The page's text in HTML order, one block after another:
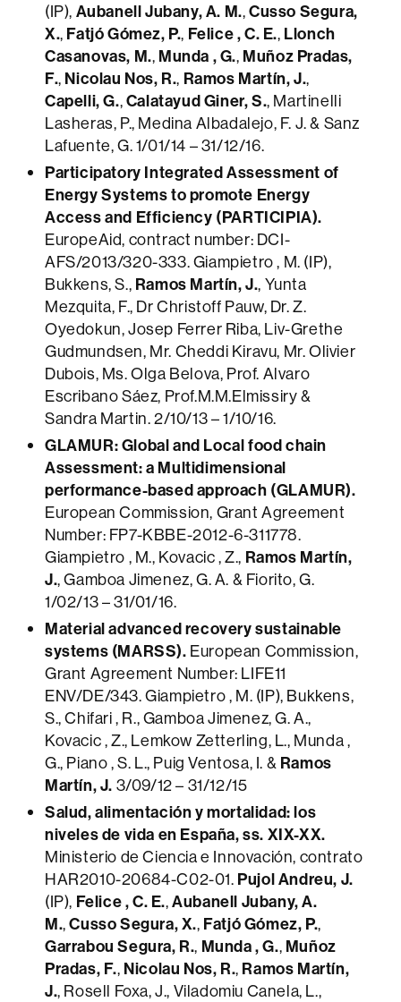
(IP), Aubanell Jubany, A. M.,Cusso Segura,
X., Fatjó Gómez, P., Felice , C. E., Llonch
Casanovas, M., Munda , G., Muñoz Pradas,
F., Nicolau Nos, R., Ramos Martín, J.,
Capelli, G.,Calatayud Giner, S., Martinelli
Lasheras, P., Medina Albadalejo, F. J. & Sanz
Lafuente, G. 1/01/14 – 31/12/16.
Participatory Integrated Assessment of
Energy Systems to promote Energy
Access and Efficiency (PARTICIPIA).
EuropeAid, contract number: DCI-
AFS/2013/320-333. Giampietro , M. (IP),
Bukkens, S., Ramos Martín, J., Yunta
Mezquita, F., Dr Christoff Pauw, Dr. Z.
Oyedokun, Josep Ferrer Riba, Liv-Grethe
Gudmundsen, Mr. Cheddi Kiravu, Mr. Olivier
Dubois, Ms. Olga Belova, Prof. Alvaro
Escribano Sáez, Prof.M.M.Elmissiry &
Sandra Martin. 2/10/13 – 1/10/16.
GLAMUR: Global and Local food chain
Assessment: a Multidimensional
performance-based approach (GLAMUR).
European Commission, Grant Agreement
Number: FP7-KBBE-2012-6-311778.
Giampietro , M., Kovacic , Z., Ramos Martín,
J., Gamboa Jimenez, G. A. & Fiorito, G.
1/02/13 – 31/01/16.
Material advanced recovery sustainable
systems (MARSS). European Commission,
Grant Agreement Number: LIFE11
ENV/DE/343. Giampietro , M. (IP), Bukkens,
S., Chifari , R., Gamboa Jimenez, G. A.,
Kovacic , Z., Lemkow Zetterling, L., Munda ,
G., Piano , S. L., Puig Ventosa, I. & Ramos
Martín, J. 3/09/12 – 31/12/15
Salud, alimentación y mortalidad: los
niveles de vida en España, ss. XIX-XX.
Ministerio de Ciencia e Innovación, contrato
HAR2010-20684-C02-01. Pujol Andreu, J.
(IP), Felice , C. E.,Aubanell Jubany, A.
M.,Cusso Segura, X., Fatjó Gómez, P.,
Garrabou Segura, R., Munda , G., Muñoz
Pradas, F., Nicolau Nos, R., Ramos Martín,
J., Rosell Foxa, J., Viladomiu Canela, L.,